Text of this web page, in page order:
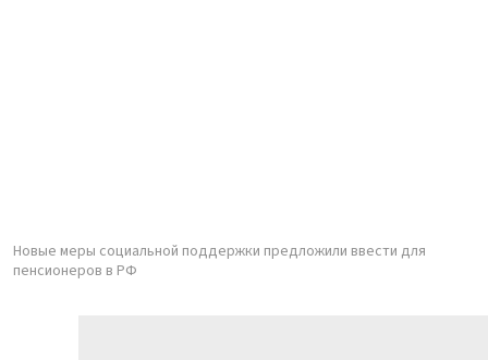
Новые меры социальной поддержки предложили ввести для
пенсионеров в РФ